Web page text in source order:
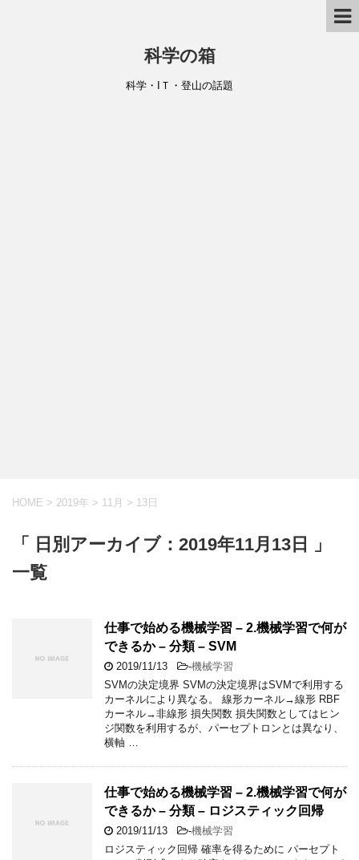
科学の箱
科学・IＴ・登山の話題
HOME > 2019年 > 11月 > 13日
「 日別アーカイブ：2019年11月13日 」
一覧
仕事で始める機械学習 – 2.機械学習で何が
できるか – 分類 – SVM
2019/11/13 -機械学習
SVMの決定境界 SVMの決定境界はSVMで利用する
カーネルにより異なる。 線形カーネル→線形 RBF
カーネル→非線形 損失関数 損失関数としてはヒン
ジ関数を利用するが、パーセプトロンとは異なり、
横軸 …
仕事で始める機械学習 – 2.機械学習で何が
できるか – 分類 – ロジスティック回帰
2019/11/13 -機械学習
ロジスティック回帰 確率を得るために パーセプト